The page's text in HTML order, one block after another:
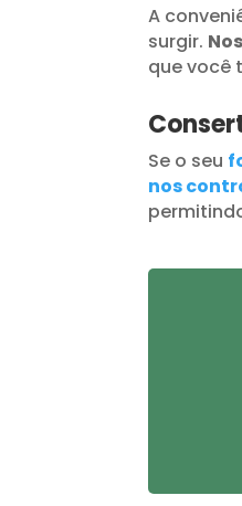
A
surgir.
que você
Se o seu
nos